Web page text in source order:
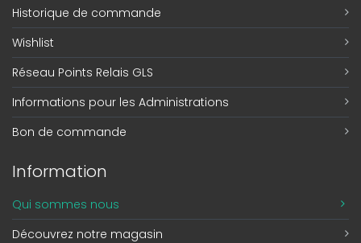
Historique de commande
Wishlist
Réseau Points Relais GLS
Informations pour les Administrations
Bon de commande
Information
Qui sommes nous
Découvrez notre magasin